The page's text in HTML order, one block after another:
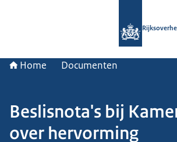
Home Documenten
Beslisnota's bij
over hervorming